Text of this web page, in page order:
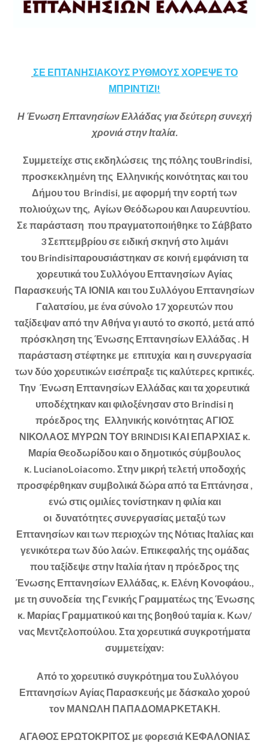
ΣΕ ΕΠΤΑΝΗΣΙΑΚΟΥΣ ΡΥΘΜΟΥΣ ΧΟΡΕΨΕ ΤΟ
ΜΠΡΙΝΤΙΖΙ!
Η Ένωση Επτανησίων Ελλάδας για δεύτερη συνεχή
χρονιά στην Ιταλία.
Συμμετείχε στις εκδηλώσεις της πόλης τουBrindisi,
προσκεκλημένη της Ελληνικής κοινότητας και του
Δήμου του Brindisi, με αφορμή την εορτή των
πολιούχων της, Αγίων Θεόδωρου και Λαυρευντίου.
Σε παράσταση που πραγματοποιήθηκε το Σάββατο
3 Σεπτεμβρίου σε ειδική σκηνή στο λιμάνι
του Brindisiπαρουσιάστηκαν σε κοινή εμφάνιση τα
χορευτικά του Συλλόγου Επτανησίων Αγίας
Παρασκευής ΤΑ ΙΟΝΙΑ και του Συλλόγου Επτανησίων
Γαλατσίου, με ένα σύνολο 17 χορευτών που
ταξίδεψαν από την Αθήνα γι αυτό το σκοπό, μετά από
πρόσκληση της Ένωσης Επτανησίων Ελλάδας . Η
παράσταση στέφτηκε με επιτυχία και η συνεργασία
των δύο χορευτικών εισέπραξε τις καλύτερες κριτικές.
Την Ένωση Επτανησίων Ελλάδας και τα χορευτικά
υποδέχτηκαν και φιλοξένησαν στο Brindisi η
πρόεδρος της Ελληνικής κοινότητας ΑΓΙΟΣ
ΝΙΚΟΛΑΟΣ ΜΥΡΩΝ ΤΟΥ BRINDISI ΚΑΙ ΕΠΑΡΧΙΑΣ κ.
Μαρία Θεοδωρίδου και ο δημοτικός σύμβουλος
κ. LucianoLoiacomo. Στην μικρή τελετή υποδοχής
προσφέρθηκαν συμβολικά δώρα από τα Επτάνησα ,
ενώ στις ομιλίες τονίστηκαν η φιλία και
οι δυνατότητες συνεργασίας μεταξύ των
Επτανησίων και των περιοχών της Νότιας Ιταλίας και
γενικότερα των δύο λαών. Επικεφαλής της ομάδας
που ταξίδεψε στην Ιταλία ήταν η πρόεδρος της
Ένωσης Επτανησίων Ελλάδας, κ. Ελένη Κονοφάου.,
με τη συνοδεία της Γενικής Γραμματέως της Ένωσης
κ. Μαρίας Γραμματικού και της βοηθού ταμία κ. Κων/
νας Μεντζελοπούλου. Στα χορευτικά συγκροτήματα
συμμετείχαν:
Από το χορευτικό συγκρότημα του Συλλόγου
Επτανησίων Αγίας Παρασκευής με δάσκαλο χορού
τον ΜΑΝΩΛΗ ΠΑΠΑΔΟΜΑΡΚΕΤΑΚΗ.
ΑΓΑΘΟΣ ΕΡΩΤΟΚΡΙΤΟΣ με φορεσιά ΚΕΦΑΛΟΝΙΑΣ